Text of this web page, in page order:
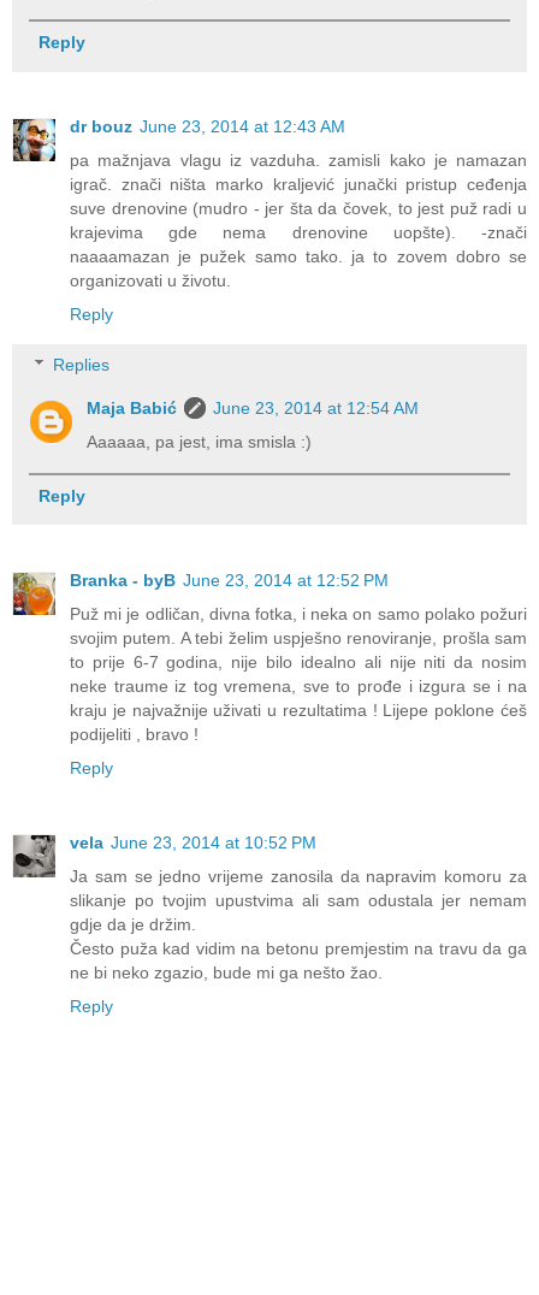
Reply
dr bouz June 23, 2014 at 12:43 AM
pa mažnjava vlagu iz vazduha. zamisli kako je namazan
igrač. znači ništa marko kraljević junački pristup ceđenja
suve drenovine (mudro - jer šta da čovek, to jest puž radi u
krajevima gde nema drenovine uopšte). -znači
naaaamazan je pužek samo tako. ja to zovem dobro se
organizovati u životu.
Reply
Replies
Maja Babić
June 23, 2014 at 12:54 AM
Aaaaaa, pa jest, ima smisla :)
Reply
Branka - byB June 23, 2014 at 12:52 PM
Puž mi je odličan, divna fotka, i neka on samo polako požuri
svojim putem. A tebi želim uspješno renoviranje, prošla sam
to prije 6-7 godina, nije bilo idealno ali nije niti da nosim
neke traume iz tog vremena, sve to prođe i izgura se i na
kraju je najvažnije uživati u rezultatima ! Lijepe poklone ćeš
podijeliti , bravo !
Reply
vela June 23, 2014 at 10:52 PM
Ja sam se jedno vrijeme zanosila da napravim komoru za
slikanje po tvojim upustvima ali sam odustala jer nemam
gdje da je držim.
Često puža kad vidim na betonu premjestim na travu da ga
ne bi neko zgazio, bude mi ga nešto žao.
Reply